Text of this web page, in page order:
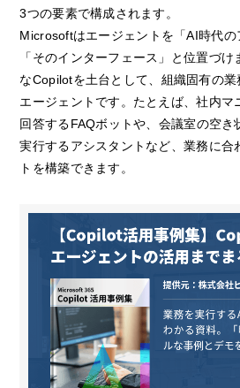
3つの要素で構成されます。
Microsoftはエージェントを「AI時代
「そのインターフェース」と位置づ
なCopilotを土台として、組織固有の
エージェントです。たとえば、社内マ
回答するFAQボットや、会議室の空き
実行するアシスタントなど、業務に合
トを構築できます。